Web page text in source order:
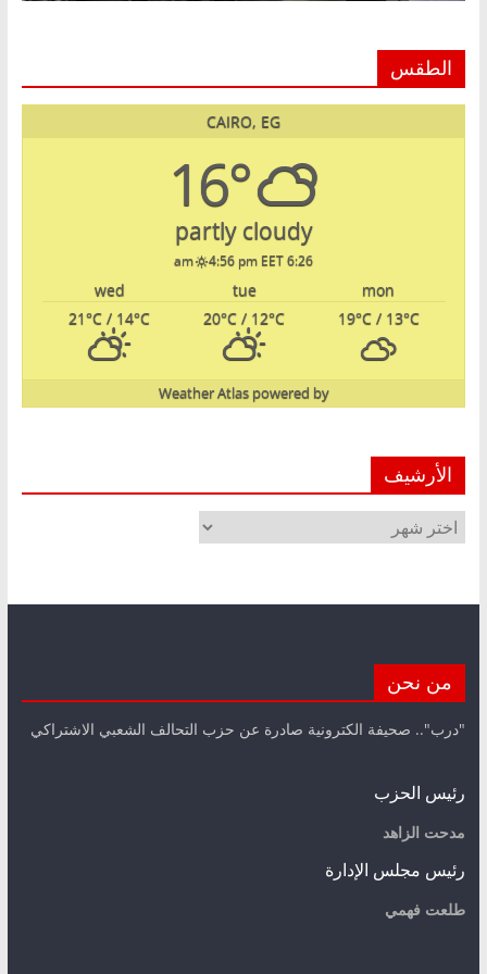
الطقس
CAIRO, EG
16°
partly cloudy
6:26 am
4:56 pm EET
mon
tue
wed
19°C/ 13°C
20°C / 12°C
21°C / 14°C
powered by
Weather Atlas
الأرشيف
الأرشيف
من نحن
"درب".. صحيفة الكترونية صادرة عن حزب التحالف الشعبي الاشتراكي
رئيس الحزب
مدحت الزاهد
رئيس مجلس الإدارة
طلعت فهمي